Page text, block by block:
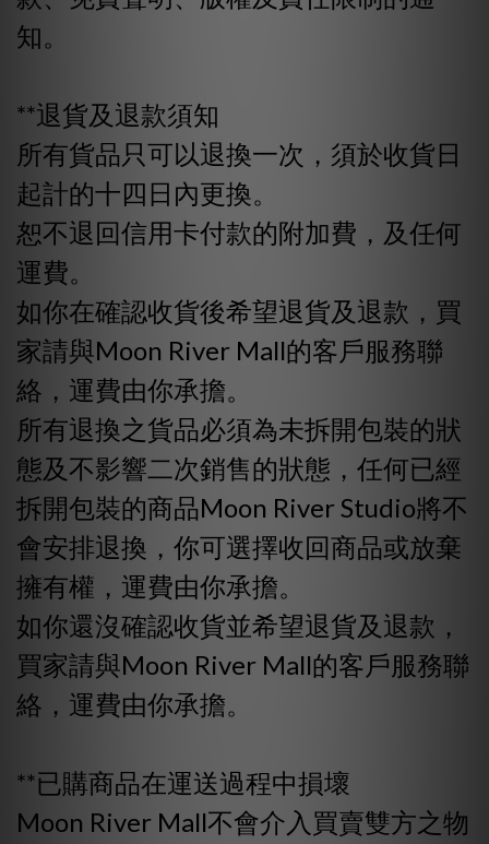
知。
**退貨及退款須知
所有貨品只可以退換一次，須於收貨日
起計的十四日內更換。
恕不退回信用卡付款的附加費，及任何
運費。
如你在確認收貨後希望退貨及退款，買
家請與Moon River Mall的客戶服務聯
絡，運費由你承擔。
所有退換之貨品必須為未拆開包裝的狀
態及不影響二次銷售的狀態，任何已經
拆開包裝的商品Moon River Studio將不
會安排退換，你可選擇收回商品或放棄
擁有權，運費由你承擔。
如你還沒確認收貨並希望退貨及退款，
買家請與Moon River Mall的客戶服務聯
絡，運費由你承擔。
**已購商品在運送過程中損壞
Moon River Mall不會介入買賣雙方之物